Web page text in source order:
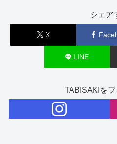
シェア
X
LINE
TABISAKIを